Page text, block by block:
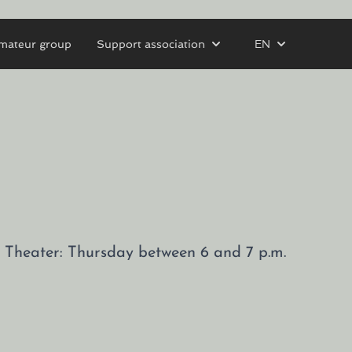
group Support association EN
Thursday between 6 and 7 p.m.